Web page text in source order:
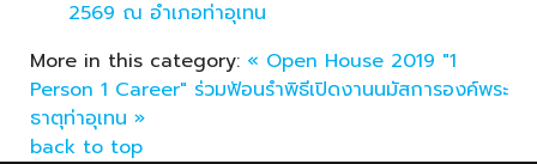
2569 ณ อำเภอท่าอุเทน
More in this category: « Open House 2019 "1
Person 1 Career" ร่วมฟ้อนรำพิธีเปิดงานนมัสการองค์พระ
ธาตุท่าอุเทน »
back to top